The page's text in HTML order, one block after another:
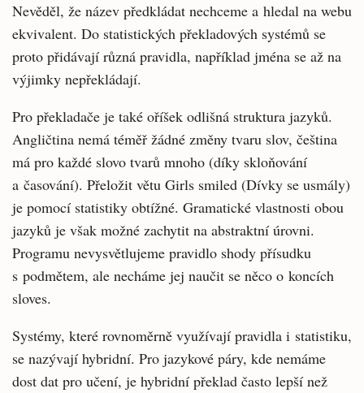
Nevěděl, že název předkládat nechceme a hledal na webu
ekvivalent. Do statistických překladových systémů se
proto přidávají různá pravidla, například jména se až na
výjimky nepřekládají.
Pro překladače je také oříšek odlišná struktura jazyků.
Angličtina nemá téměř žádné změny tvaru slov, čeština
má pro každé slovo tvarů mnoho (díky skloňování
a časování). Přeložit větu Girls smiled (Dívky se usmály)
je pomocí statistiky obtížné. Gramatické vlastnosti obou
jazyků je však možné zachytit na abstraktní úrovni.
Programu nevysvětlujeme pravidlo shody přísudku
s podmětem, ale necháme jej naučit se něco o koncích
sloves.
Systémy, které rovnoměrně využívají pravidla i statistiku,
se nazývají hybridní. Pro jazykové páry, kde nemáme
dost dat pro učení, je hybridní překlad často lepší než